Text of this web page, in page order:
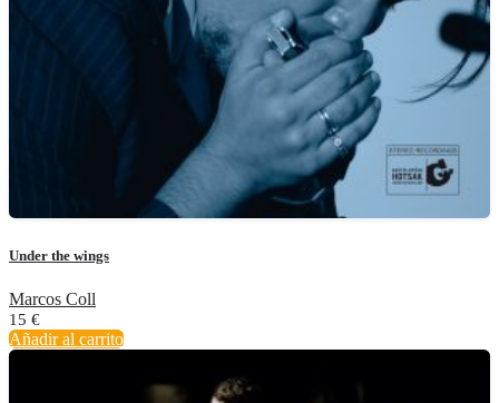
Under the wings
Marcos Coll
15 €
Añadir al carrito